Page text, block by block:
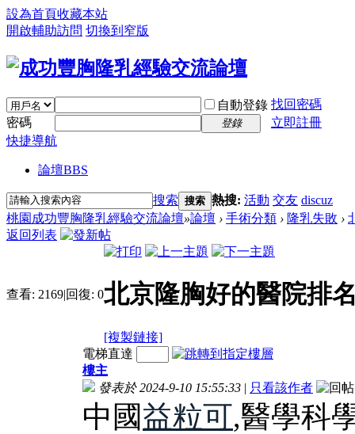
設為首頁收藏本站
開啟輔助訪問 切換到窄版
自動登錄 找回密碼
密碼
登錄
立即註冊
快捷導航
論壇BBS
搜索 搜索 熱搜: 活動 交友 discuz
桃園成功豐胸隆乳經驗交流論壇»論壇 › 手術分類 › 隆乳失敗 ›
返回列表
查看: 2169|回復: 0北京隆胸好的醫院排
[複製鏈接]
電梯直達
樓主
發表於 2024-9-10 15:55:33 | 只看該作者
中國益粒可,醫學科